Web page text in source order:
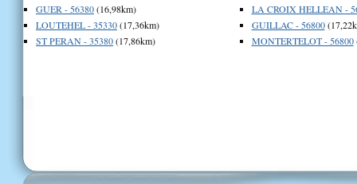
GUER - 56380(16,98km)
LOUTEHEL - 35330(17,36km)
ST PERAN - 35380(17,86km)
LA CROIX HELLEAN -
GUILLAC - 56800
MONTERTELOT - 56800